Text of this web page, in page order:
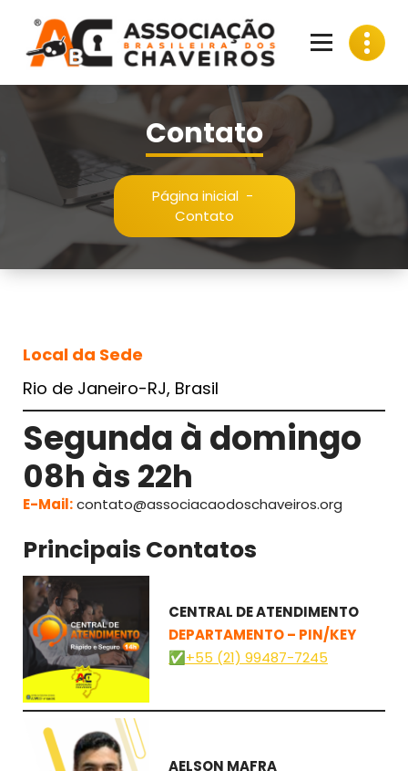
conteúdo
Contato
Página inicial-
Contato
Local da Sede
Rio de Janeiro-RJ, Brasil
Segunda à domingo
08h às 22h
E-Mail:contato@associacaodoschaveiros.org
Principais Contatos
CENTRAL DE ATENDIMENTO
DEPARTAMENTO – PIN/KEY
✅+55 (21) 99487-7245
AELSON MAFRA